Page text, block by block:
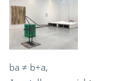
ba ≠ b+a,